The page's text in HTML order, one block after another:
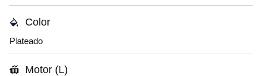
Color
Plateado
Motor (L)